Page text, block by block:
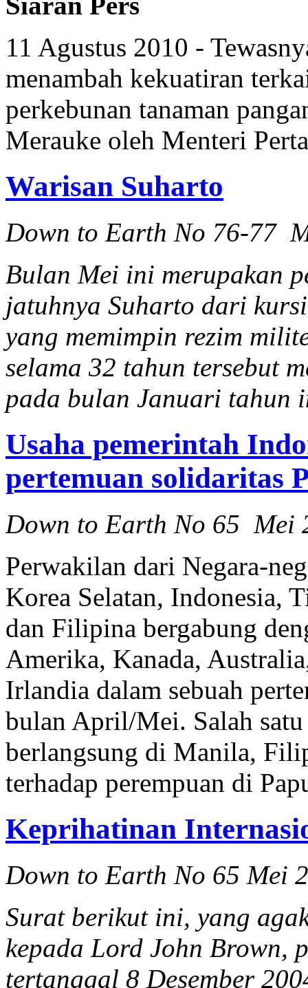
11 Agustus 2010 -
menambah kekuatiran
perkebunan tanaman
Merauke oleh Menteri
Warisan Suharto
Down to Earth No 76-77
Bulan Mei ini merupakan
jatuhnya Suharto dari
yang memimpin rezim
selama 32 tahun tersebut
pada bulan Januari tahun
Usaha pemerintah
pertemuan solidaritas
Down to Earth No 65 Mei
Perwakilan dari Negara-
Korea Selatan, Indonesia,
dan Filipina bergabung
Amerika, Kanada,
Irlandia dalam sebuah
bulan April/Mei. Salah
berlangsung di Manila,
terhadap perempuan di
Keprihatinan
Down to Earth No 65 Mei
Surat berikut ini, yang
kepada Lord John Brown,
tertanggal 8 Desember